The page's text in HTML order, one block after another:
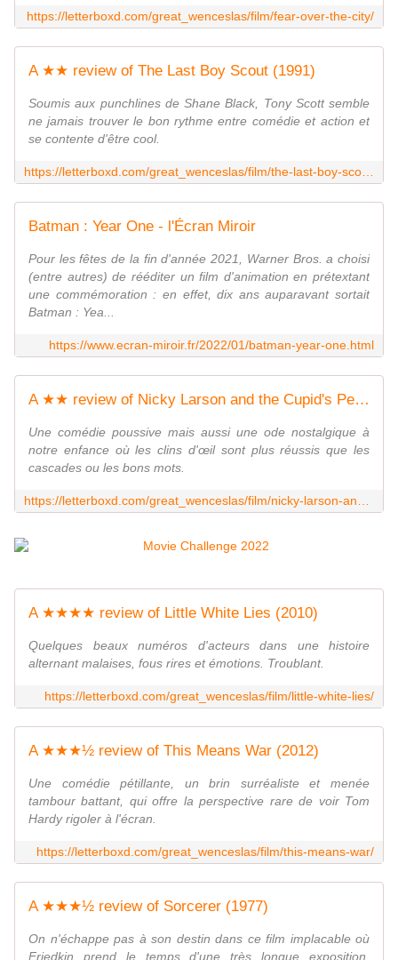
https://letterboxd.com/great_wenceslas/film/fear-over-the-city/
A ★★ review of The Last Boy Scout (1991)
Soumis aux punchlines de Shane Black, Tony Scott semble
ne jamais trouver le bon rythme entre comédie et action et
se contente d'être cool.
Batman : Year One - l'Écran Miroir
Pour les fêtes de la fin d'année 2021, Warner Bros. a choisi
(entre autres) de rééditer un film d'animation en prétextant
une commémoration : en effet, dix ans auparavant sortait
Batman : Yea...
https://www.ecran-miroir.fr/2022/01/batman-year-one.html
A ★★ review of Nicky Larson and the Cupid's Perfume (2018)
Une comédie poussive mais aussi une ode nostalgique à
notre enfance où les clins d'œil sont plus réussis que les
cascades ou les bons mots.
A ★★★★ review of Little White Lies (2010)
Quelques beaux numéros d'acteurs dans une histoire
alternant malaises, fous rires et émotions. Troublant.
https://letterboxd.com/great_wenceslas/film/little-white-lies/
A ★★★½ review of This Means War (2012)
Une comédie pétillante, un brin surréaliste et menée
tambour battant, qui offre la perspective rare de voir Tom
Hardy rigoler à l'écran.
https://letterboxd.com/great_wenceslas/film/this-means-war/
A ★★★½ review of Sorcerer (1977)
On n'échappe pas à son destin dans ce film implacable où
Friedkin prend le temps d'une très longue exposition,